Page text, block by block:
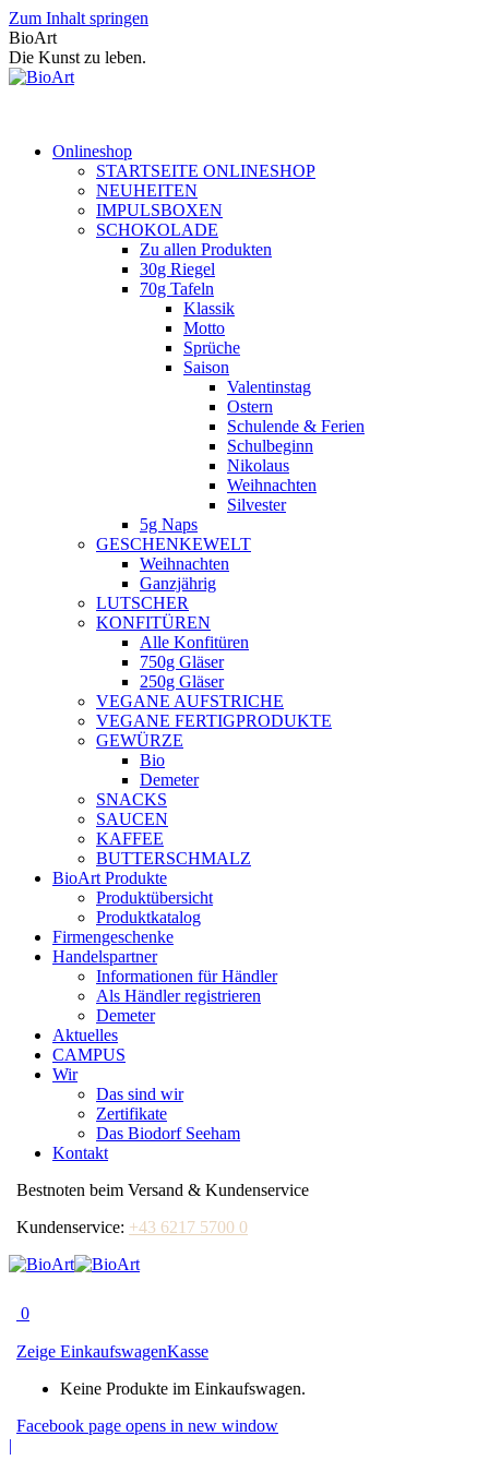
Zum Inhalt springen
BioArt
Die Kunst zu leben.
Onlineshop
STARTSEITE ONLINESHOP
NEUHEITEN
IMPULSBOXEN
SCHOKOLADE
Zu allen Produkten
30g Riegel
70g Tafeln
Klassik
Motto
Sprüche
Saison
Valentinstag
Ostern
Schulende & Ferien
Schulbeginn
Nikolaus
Weihnachten
Silvester
5g Naps
GESCHENKEWELT
Weihnachten
Ganzjährig
LUTSCHER
KONFITÜREN
Alle Konfitüren
750g Gläser
250g Gläser
VEGANE AUFSTRICHE
VEGANE FERTIGPRODUKTE
GEWÜRZE
Bio
Demeter
SNACKS
SAUCEN
KAFFEE
BUTTERSCHMALZ
BioArt Produkte
Produktübersicht
Produktkatalog
Firmengeschenke
Handelspartner
Informationen für Händler
Als Händler registrieren
Demeter
Aktuelles
CAMPUS
Wir
Das sind wir
Zertifikate
Das Biodorf Seeham
Kontakt
Bestnoten beim Versand & Kundenservice
Kundenservice: +43 6217 5700 0
0
Zeige EinkaufswagenKasse
Keine Produkte im Einkaufswagen.
Facebook page opens in new window
|